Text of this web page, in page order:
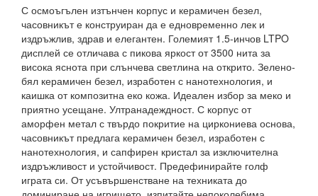
С осмоъгълен изтънчен корпус и керамичен безел,
часовникът е конструиран да е едновременно лек и
издръжлив, здрав и елегантен. Големият 1.5-инчов LTPO
дисплей се отличава с пикова яркост от 3500 нита за
висока яснота при слънчева светлина на открито. Зелено-
бял керамичен безел, изработен с нанотехнология, и
каишка от композитна еко кожа. Идеален избор за меко и
приятно усещане. Ултранадеждност. С корпус от
аморфен метал с твърдо покритие на циркониева основа,
часовникът предлага керамичен безел, изработен с
нанотехнология, и сапфирен кристал за изключителна
издръжливост и устойчивост. Предефинирайте голф
играта си. От усъвършенстване на техниката до